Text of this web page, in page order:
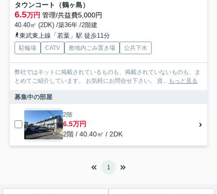
タウンコート（鶴ヶ島）
6.5万円 管理/共益費5,000円
40.40㎡ (2DK) /築36年 /2階建
東武東上線「若葉」駅 徒歩11分
駐輪場 CATV 敷地内ごみ置き場 公共下水
弊社ではネットに掲載されているものも、掲載されていないものも、ま
とめてご紹介しています。 お気軽にお問合せ下さい。 資...
もっと見る
募集中の部屋
2階
6.5万円
2階 / 40.40㎡ / 2DK
1